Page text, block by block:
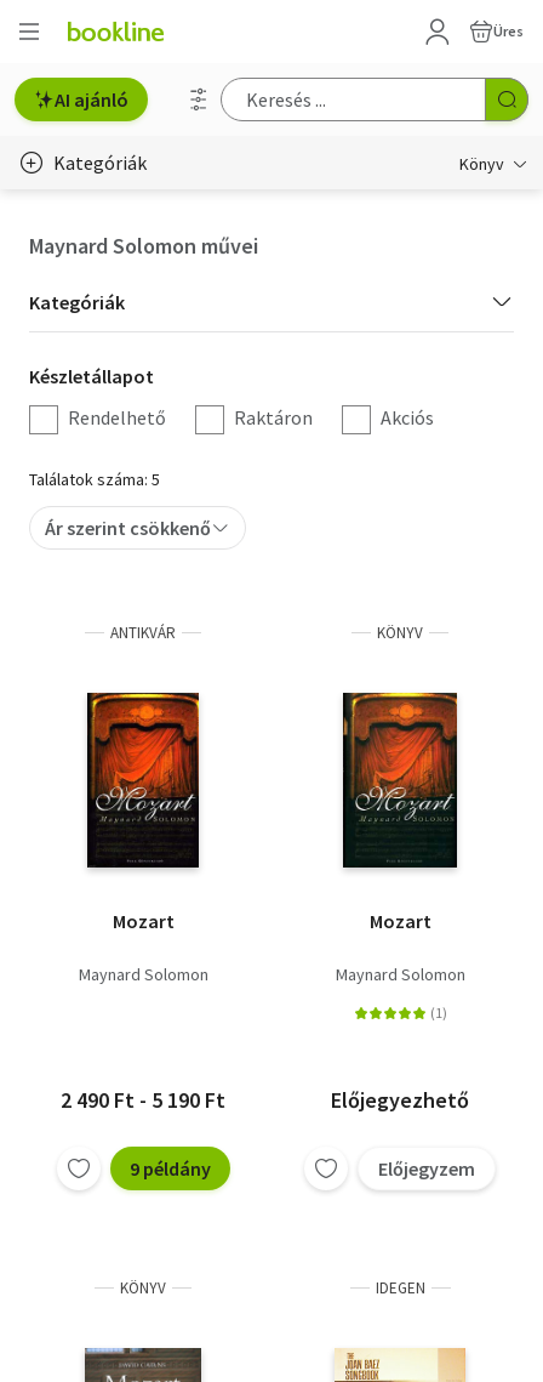
Üres
AI ajánló
Kategóriák Könyv
Hobbi, szabadidő
Irodalom
Művészet
Szakkönyv
Tankönyv, segédkönyv
Társadalomtudomány
Természettudomány
Történelem
Maynard Solomon művei
Kategória
szűrés
Kategóriák
Készletállapot
szűrés
Készletállapot
Rendelhető
Raktáron Akciós
Találatok száma: 5
Ár szerint csökkenő
ANTIKVÁR
Mozart
Maynard Solomon
2 490 Ft - 5 190 Ft
9 példány
KÖNYV
Mozart
Maynard Solomon
Előjegyezhető
Előjegyzem
KÖNYV IDEGEN